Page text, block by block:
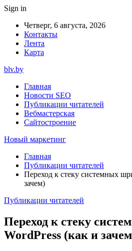
Sign in
Четверг, 6 августа, 2026
Контакты
Лента
Карта
blv.by
Главная
Новости SEO
Публикации читателей
Вебмастерская
Сайтостроение
Новый маркетинг
Главная
Публикации читателей
Переход к стеку системных
зачем)
Публикации читателей
Переход к стеку
WordPress (как и